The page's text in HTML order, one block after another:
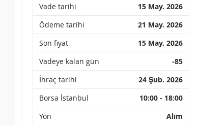
Vade tarihi
15 May. 2026
Ödeme tarihi
21 May. 2026
Son fiyat
15 May. 2026
Vadeye kalan gün
-85
İhraç tarihi
24 Şub. 2026
Borsa İstanbul
10:00 - 18:00
Yön
Alım